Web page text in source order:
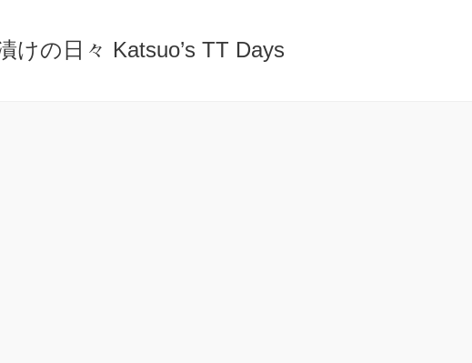
けの日々 Katsuo’s TT Days